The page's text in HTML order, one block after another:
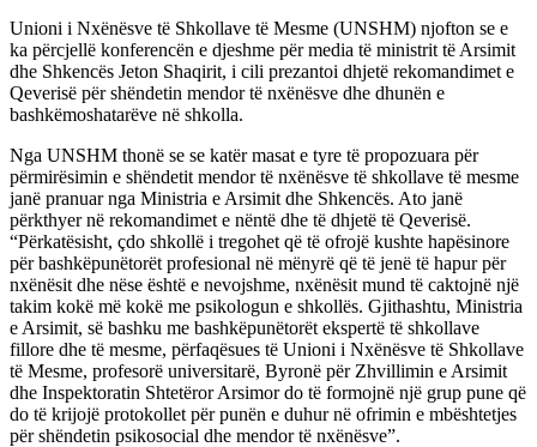
Unioni i Nxënësve të Shkollave të Mesme (UNSHM) njofton se e
ka përcjellë konferencën e djeshme për media të ministrit të Arsimit
dhe Shkencës Jeton Shaqirit, i cili prezantoi dhjetë rekomandimet e
Qeverisë për shëndetin mendor të nxënësve dhe dhunën e
bashkëmoshatarëve në shkolla.
Nga UNSHM thonë se se katër masat e tyre të propozuara për
përmirësimin e shëndetit mendor të nxënësve të shkollave të mesme
janë pranuar nga Ministria e Arsimit dhe Shkencës. Ato janë
përkthyer në rekomandimet e nëntë dhe të dhjetë të Qeverisë.
“Përkatësisht, çdo shkollë i tregohet që të ofrojë kushte hapësinore
për bashkëpunëtorët profesional në mënyrë që të jenë të hapur për
nxënësit dhe nëse është e nevojshme, nxënësit mund të caktojnë një
takim kokë më kokë me psikologun e shkollës. Gjithashtu, Ministria
e Arsimit, së bashku me bashkëpunëtorët ekspertë të shkollave
fillore dhe të mesme, përfaqësues të Unioni i Nxënësve të Shkollave
të Mesme, profesorë universitarë, Byronë për Zhvillimin e Arsimit
dhe Inspektoratin Shtetëror Arsimor do të formojnë një grup pune që
do të krijojë protokollet për punën e duhur në ofrimin e mbështetjes
për shëndetin psikosocial dhe mendor të nxënësve”.